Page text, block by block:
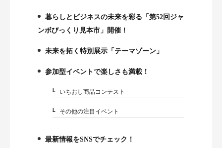
1.
暮らしとビジネスの未来を彩る「第52回ジャ
ンボびっくり見本市」開催！
2.
未来を拓く特別展示「テーマゾーン」
3.
参加型イベントで楽しさも満載！
3-1.いちおし商品コンテスト
3-2.その他の注目イベント
4.
最新情報をSNSでチェック！